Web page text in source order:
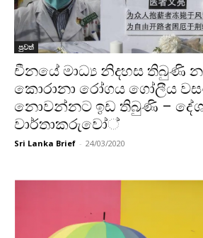
පුවත්
චීනයේ මාධ්‍ය නිදහස තිබුණි
කොරානා රෝගය ගෝලීය
නොවන්නට ඉඩ තිබුණි –
වාර්තාකරුවෝ්
Sri Lanka Brief - 24/03/2020